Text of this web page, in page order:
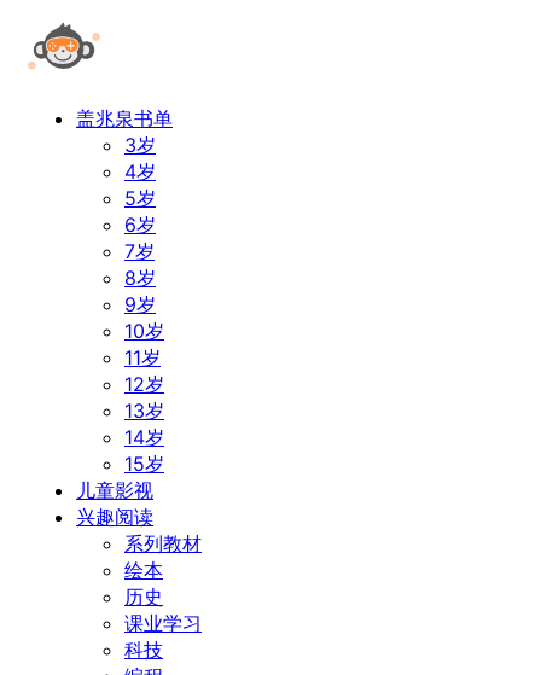
盖兆泉书单
3岁
4岁
5岁
6岁
7岁
8岁
9岁
10岁
11岁
12岁
13岁
14岁
15岁
儿童影视
兴趣阅读
系列教材
绘本
历史
课业学习
科技